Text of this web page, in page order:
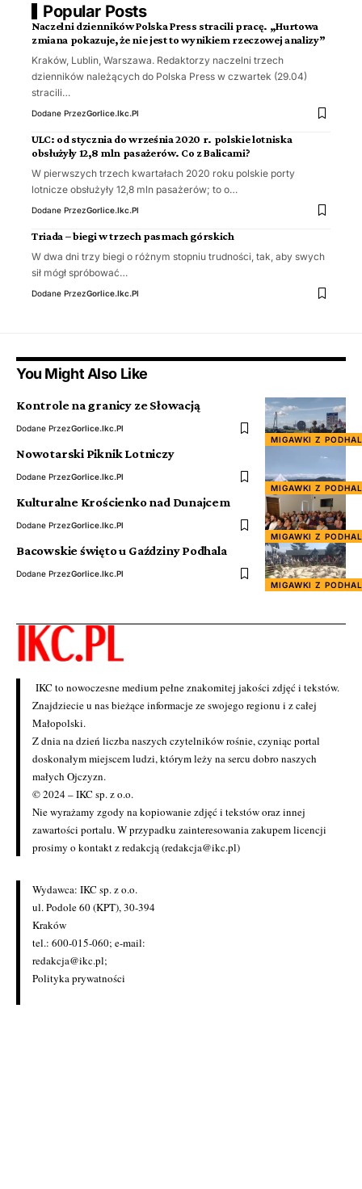
Popular Posts
Naczelni dzienników Polska Press stracili pracę. „Hurtowa
zmiana pokazuje, że nie jest to wynikiem rzeczowej analizy”
Kraków, Lublin, Warszawa. Redaktorzy naczelni trzech
dzienników należących do Polska Press w czwartek (29.04)
stracili…
Dodane PrzezGorlice.ikc.pl
ULC: od stycznia do września 2020 r. polskie lotniska
obsłużyły 12,8 mln pasażerów. Co z Balicami?
W pierwszych trzech kwartałach 2020 roku polskie porty
lotnicze obsłużyły 12,8 mln pasażerów; to o…
Dodane PrzezGorlice.ikc.pl
Triada – biegi w trzech pasmach górskich
W dwa dni trzy biegi o różnym stopniu trudności, tak, aby swych
sił mógł spróbować…
Dodane PrzezGorlice.ikc.pl
You Might Also Like
MIGAWKI Z
Kontrole na granicy ze Słowacją
Dodane PrzezGorlice.ikc.pl
MIGAWKI Z
Nowotarski Piknik Lotniczy
Dodane PrzezGorlice.ikc.pl
MIGAWKI Z
Kulturalne Krościenko nad Dunajcem
Dodane PrzezGorlice.ikc.pl
MIGAWKI Z
Bacowskie święto u Gaździny Podhala
Dodane PrzezGorlice.ikc.pl
IKC to nowoczesne medium pełne znakomitej jakości zdjęć i tekstów.
Znajdziecie u nas bieżące informacje ze swojego regionu i z całej
Małopolski.
Z dnia na dzień liczba naszych czytelników rośnie, czyniąc portal
doskonałym miejscem ludzi, którym leży na sercu dobro naszych
małych Ojczyzn.
© 2024 – IKC sp. z o.o.
Nie wyrażamy zgody na kopiowanie zdjęć i tekstów oraz innej
zawartości portalu. W przypadku zainteresowania zakupem licencji
prosimy o kontakt z redakcją (redakcja@ikc.pl)
Wydawca: IKC sp. z o.o.
ul. Podole 60 (KPT), 30-394
Kraków
tel.: 600-015-060; e-mail:
redakcja@ikc.pl;
Polityka prywatności